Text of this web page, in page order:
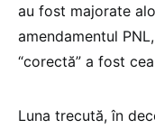
au fost majorate
amendamentul
“corectă” a fost
Luna trecută, în